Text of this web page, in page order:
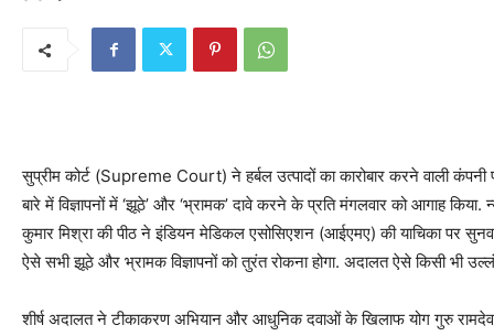
सुप्रीम कोर्ट (Supreme Court) ने हर्बल उत्पादों का कारोबार करने वाली
बारे में विज्ञापनों में ‘झूठे’ और ‘भ्रामक’ दावे करने के प्रति मंगलवार को आगाह किया.
कुमार मिश्रा की पीठ ने इंडियन मेडिकल एसोसिएशन (आईएमए) की याचिका पर
ऐसे सभी झूठे और भ्रामक विज्ञापनों को तुरंत रोकना होगा. अदालत ऐसे किसी भी
शीर्ष अदालत ने टीकाकरण अभियान और आधुनिक दवाओं के खिलाफ योग गुरु रामदेव